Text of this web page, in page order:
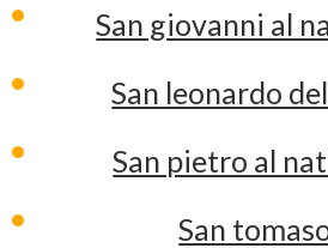
San giovanni al
San leonardo
San pietro al
San